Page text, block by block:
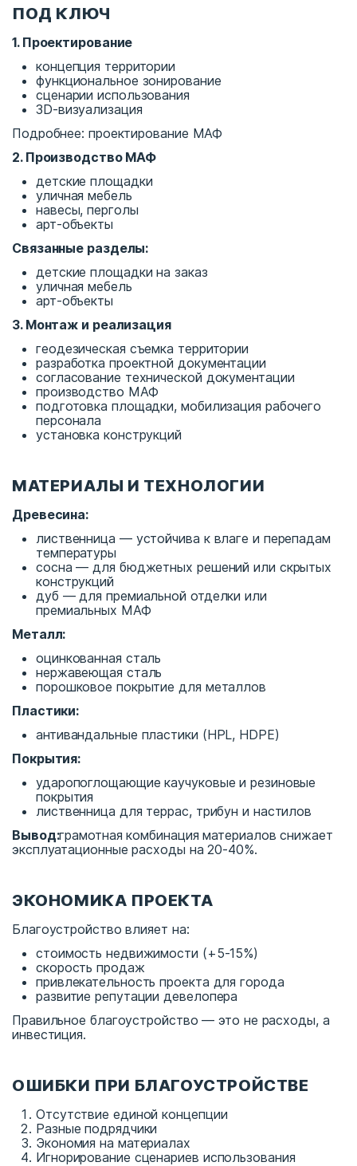
ПОД КЛЮЧ
1. Проектирование
концепция территории
функциональное зонирование
сценарии использования
3D-визуализация
Подробнее: проектирование МАФ
2. Производство МАФ
детские площадки
уличная мебель
навесы, перголы
арт-объекты
Связанные разделы:
детские площадки на заказ
уличная мебель
арт-объекты
3. Монтаж и реализация
геодезическая съемка территории
разработка проектной документации
согласование технической документации
производство МАФ
подготовка площадки, мобилизация рабочего
персонала
установка конструкций
МАТЕРИАЛЫ И ТЕХНОЛОГИИ
Древесина:
лиственница — устойчива к влаге и перепадам
температуры
сосна — для бюджетных решений или скрытых
конструкций
дуб — для премиальной отделки или
премиальных МАФ
Металл:
оцинкованная сталь
нержавеющая сталь
порошковое покрытие для металлов
Пластики:
антивандальные пластики (HPL, HDPE)
Покрытия:
ударопоглощающие каучуковые и резиновые
покрытия
лиственница для террас, трибун и настилов
Вывод:грамотная комбинация материалов снижает
эксплуатационные расходы на 20-40%.
ЭКОНОМИКА ПРОЕКТА
Благоустройство влияет на:
стоимость недвижимости (+5-15%)
скорость продаж
привлекательность проекта для города
развитие репутации девелопера
Правильное благоустройство — это не расходы, а
инвестиция.
ОШИБКИ ПРИ БЛАГОУСТРОЙСТВЕ
Отсутствие единой концепции
Разные подрядчики
Экономия на материалах
Игнорирование сценариев использования